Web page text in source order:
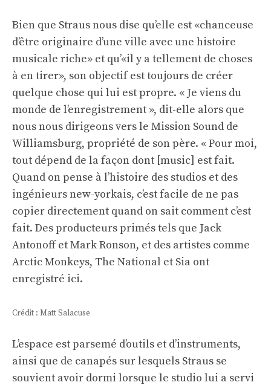
Bien que Straus nous dise qu’elle est «chanceuse
d’être originaire d’une ville avec une histoire
musicale riche» et qu’«il y a tellement de choses
à en tirer», son objectif est toujours de créer
quelque chose qui lui est propre. « Je viens du
monde de l’enregistrement », dit-elle alors que
nous nous dirigeons vers le Mission Sound de
Williamsburg, propriété de son père. « Pour moi,
tout dépend de la façon dont [music] est fait.
Quand on pense à l’histoire des studios et des
ingénieurs new-yorkais, c’est facile de ne pas
copier directement quand on sait comment c’est
fait. Des producteurs primés tels que Jack
Antonoff et Mark Ronson, et des artistes comme
Arctic Monkeys, The National et Sia ont
enregistré ici.
Crédit : Matt Salacuse
L’espace est parsemé d’outils et d’instruments,
ainsi que de canapés sur lesquels Straus se
souvient avoir dormi lorsque le studio lui a servi